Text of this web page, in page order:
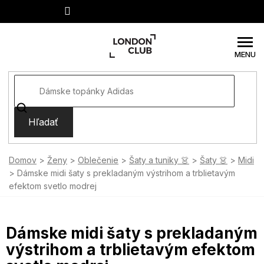
Hľadať
Domov Ženy Oblečenie Šaty a tuniky 👗 Šaty 👗
Midi
Dámske midi šaty s prekladaným výstrihom a trblietavým
efektom svetlo modrej
Dámske midi šaty s prekladaným
výstrihom a trblietavým efektom